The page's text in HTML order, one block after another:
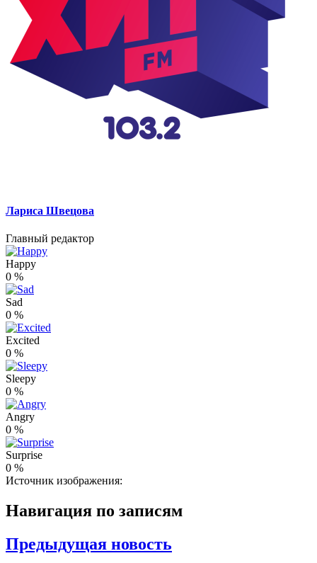
Лариса Швецова
Главный редактор
Happy
0 %
Sad
0 %
Excited
0 %
Sleepy
0 %
Angry
0 %
Surprise
0 %
Источник изображения:
Навигация по записям
Предыдущая новость